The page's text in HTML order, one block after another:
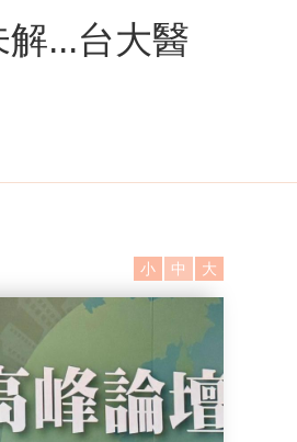
...台大醫
小 中 大